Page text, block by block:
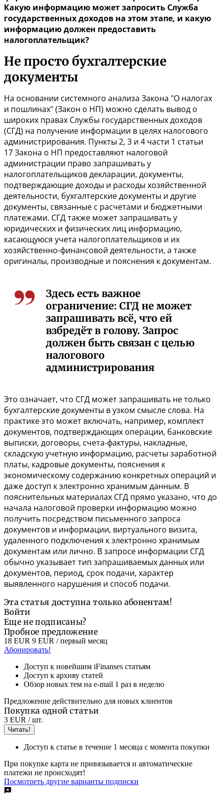
Какую информацию может запросить Служба
государственных доходов на этом этапе, и какую
информацию должен предоставить
налогоплательщик?
Не просто бухгалтерские
документы
На основании системного анализа Закона "О налогах
и пошлинах" (Закон о НП) можно сделать вывод о
широких правах Службы государственных доходов
(СГД) на получение информации в целях налогового
администрирования. Пункты 2, 3 и 4 части 1 статьи
17Закона о НП предоставляют налоговой
администрации право запрашивать у
налогоплательщиков декларации, документы,
подтверждающие доходы и расходы хозяйственной
деятельности, бухгалтерские документы и другие
документы, связанные с расчетами и бюджетными
платежами. СГД также может запрашивать у
юридических и физических лиц информацию,
касающуюся учета налогоплательщиков и их
хозяйственно-финансовой деятельности, а также
оригиналы, производные и пояснения к документам.
Здесь есть важное
ограничение: СГД не может
запрашивать всё, что ей
взбредёт в голову. Запрос
должен быть связан с целью
налогового
администрирования
Это означает, что СГД может запрашивать не только
бухгалтерские документы в узком смысле слова. На
практике это может включать, например, комплект
документов, подтверждающих операции, банковские
выписки, договоры, счета-фактуры, накладные,
складскую учетную информацию, расчеты заработной
платы, кадровые документы, пояснения к
экономическому содержанию конкретных операций и
даже доступ к электронно хранимым данным. В
пояснительных материалах СГД прямо указано, что до
начала налоговой проверки информацию можно
получить посредством письменного запроса
документов и информации, виртуального визита,
удаленного подключения к электронно хранимым
документам или лично. В запросе информации СГД
обычно указывает тип запрашиваемых данных или
документов, период, срок подачи, характер
выявленного нарушения и способ подачи.
Эта статья доступна только абонентам!
Войти
Еще не подписаны?
Пробное предложение
18 EUR 9 EUR / первый месяц
Абонировать!
Доступ к новейшим iFinanses статьям
Доступ к архиву статей
Обзор новых тем на e-mail 1 раз в неделю
Предложение действительно для новых клиентов
Покупка одной статьи
3 EUR / шт.
Читать!
Доступ к статье в течение 1 месяца с момента покупки
При покупке карта не привязывается и автоматические
платежи не происходят!
Посмотреть другие варианты подписки